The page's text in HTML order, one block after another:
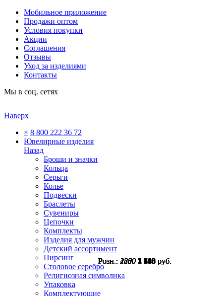
Розн.: 4330 3 248 руб.
Розн.: 1880 1 410 руб.
Розн.: 2250 1 688 руб.
Розн.: 2250 1 688 руб.
Розн.: 2380 1 785 руб.
Розн.: 2800 2 100 руб.
Розн.: 2800 2 100 руб.
Мобильное приложение
Продажи оптом
Условия покупки
Акции
Соглашения
Отзывы
Уход за изделиями
Контакты
Мы в соц. сетях
Наверх
× 8 800 222 36 72
Ювелирные изделия
Назад
Броши и значки
Кольца
Серьги
Колье
Подвески
Браслеты
Сувениры
Цепочки
Комплекты
Изделия для мужчин
Детский ассортимент
Пирсинг
Столовое серебро
Религиозная символика
Упаковка
Комплектующие